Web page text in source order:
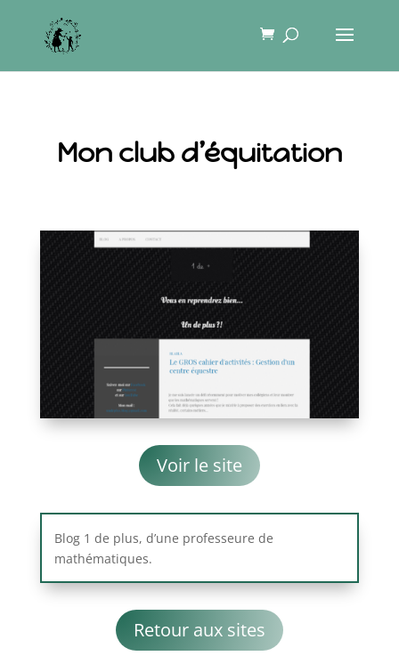
Mon club d’équitation
Voir le site
Blog 1 de plus, d’une professeure de
mathématiques.
Retour aux sites